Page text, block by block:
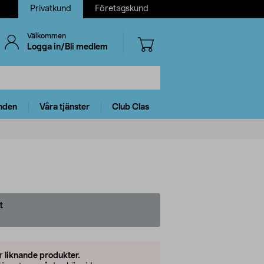
Privatkund Företagskund
Välkommen
Logga in/Bli medlem
Våra tjänster Club Clas
liknande produkter.